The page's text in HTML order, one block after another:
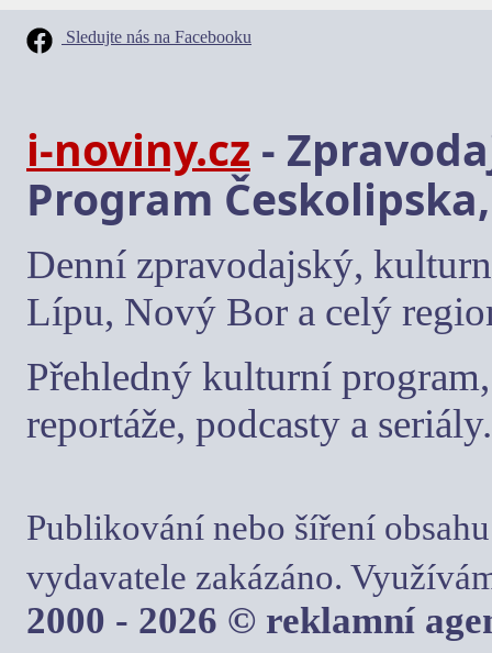
Sledujte nás na Facebooku
i-noviny.cz -
Program
Denní zpravodajský,
Lípu, Nový Bor a celý
Přehledný kulturní
reportáže, podcasty a seriály.
Publikování nebo šíření
vydavatele zakázáno.
2000 - 2026 © reklamní